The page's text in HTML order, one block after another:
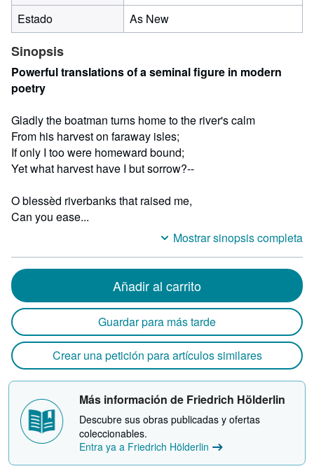
Estado
As New
Sinopsis
Powerful translations of a seminal figure in modern
poetry
Gladly the boatman turns home to the river's calm
From his harvest on faraway isles;
If only I too were homeward bound;
Yet what harvest have I but sorrow?--
O blessèd riverbanks that raised me,
Can you ease...
Mostrar sinopsis completa
Añadir al carrito
Guardar para más tarde
Crear una petición para artículos similares
Más información de Friedrich Hölderlin
Descubre sus obras publicadas y ofertas
coleccionables.
Entra ya a Friedrich Hölderlin